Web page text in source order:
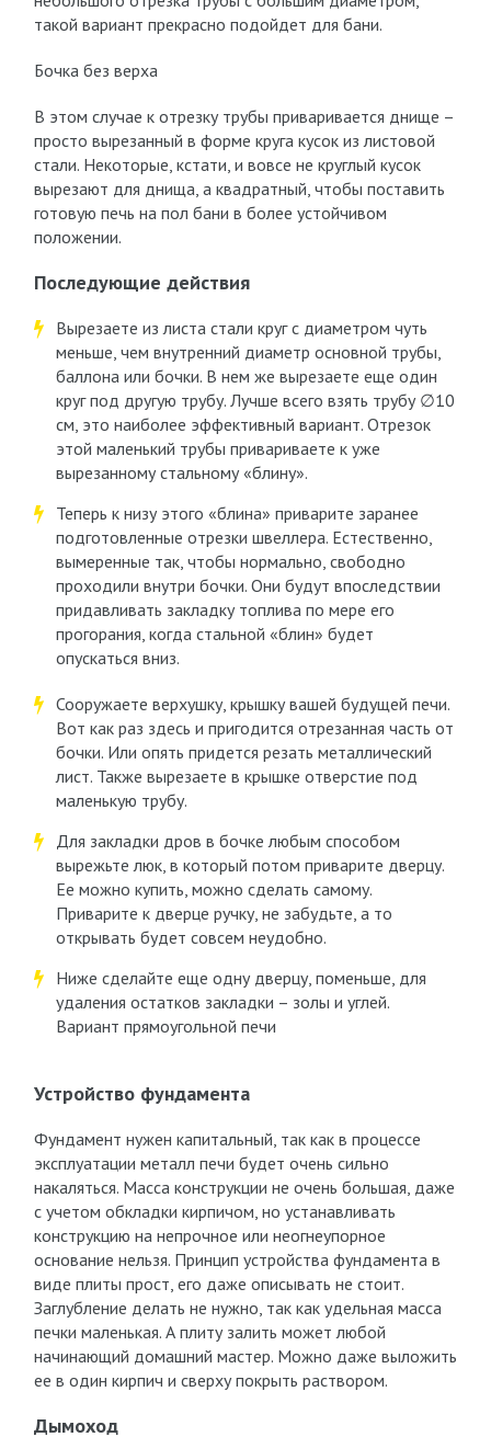
такой вариант прекрасно подойдет для бани.
Бочка без верха
В этом случае к отрезку трубы приваривается днище –
просто вырезанный в форме круга кусок из листовой
стали. Некоторые, кстати, и вовсе не круглый кусок
вырезают для днища, а квадратный, чтобы поставить
готовую печь на пол бани в более устойчивом
положении.
Последующие действия
Вырезаете из листа стали круг с диаметром чуть
меньше, чем внутренний диаметр основной трубы,
баллона или бочки. В нем же вырезаете еще один
круг под другую трубу. Лучше всего взять трубу ∅10
см, это наиболее эффективный вариант. Отрезок
этой маленький трубы привариваете к уже
вырезанному стальному «блину».
Теперь к низу этого «блина» приварите заранее
подготовленные отрезки швеллера. Естественно,
вымеренные так, чтобы нормально, свободно
проходили внутри бочки. Они будут впоследствии
придавливать закладку топлива по мере его
прогорания, когда стальной «блин» будет
опускаться вниз.
Сооружаете верхушку, крышку вашей будущей печи.
Вот как раз здесь и пригодится отрезанная часть от
бочки. Или опять придется резать металлический
лист. Также вырезаете в крышке отверстие под
маленькую трубу.
Для закладки дров в бочке любым способом
вырежьте люк, в который потом приварите дверцу.
Ее можно купить, можно сделать самому.
Приварите к дверце ручку, не забудьте, а то
открывать будет совсем неудобно.
Ниже сделайте еще одну дверцу, поменьше, для
удаления остатков закладки – золы и углей.
Вариант прямоугольной печи
Устройство фундамента
Фундамент нужен капитальный, так как в процессе
эксплуатации металл печи будет очень сильно
накаляться. Масса конструкции не очень большая, даже
с учетом обкладки кирпичом, но устанавливать
конструкцию на непрочное или неогнеупорное
основание нельзя. Принцип устройства фундамента в
виде плиты прост, его даже описывать не стоит.
Заглубление делать не нужно, так как удельная масса
печки маленькая. А плиту залить может любой
начинающий домашний мастер. Можно даже выложить
ее в один кирпич и сверху покрыть раствором.
Дымоход